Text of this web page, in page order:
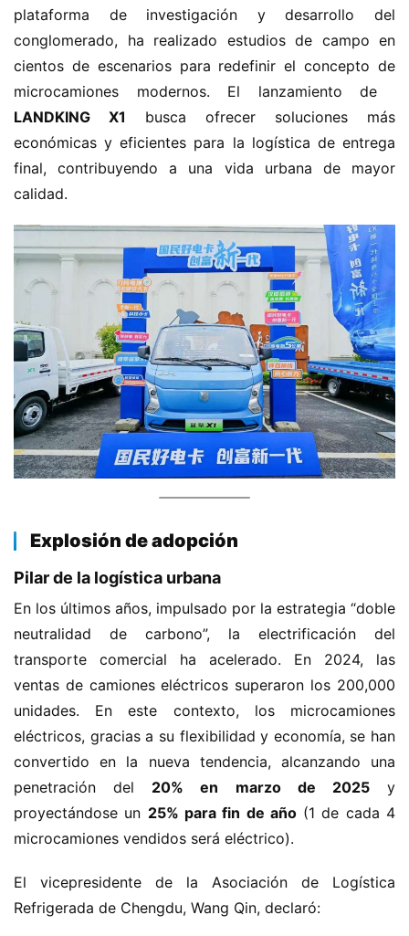
plataforma de investigación y desarrollo del
conglomerado, ha realizado estudios de campo en
cientos de escenarios para redefinir el concepto de
microcamiones modernos. El lanzamiento de ​
LANDKING X1​ ​ busca ofrecer soluciones más
económicas y eficientes para la logística de entrega
final, contribuyendo a una vida urbana de mayor
calidad.
​Explosión de adopción​
​Pilar de la logística urbana​
En los últimos años, impulsado por la estrategia “doble
neutralidad de carbono”, la electrificación del
transporte comercial ha acelerado. En 2024, las
ventas de camiones eléctricos superaron los 200,000
unidades. En este contexto, los microcamiones
eléctricos, gracias a su flexibilidad y economía, se han
convertido en la nueva tendencia, alcanzando una
penetración del ​ ​20% en marzo de 2025​​ y
proyectándose un ​ ​25% para fin de año​​ (1 de cada 4
microcamiones vendidos será eléctrico).
El vicepresidente de la Asociación de Logística
Refrigerada de Chengdu, Wang Qin, declaró: